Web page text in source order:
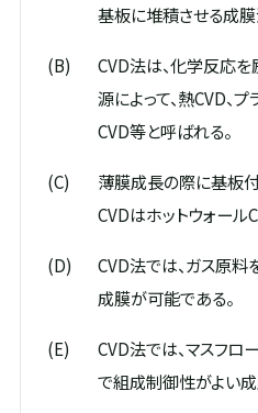
基板に堆積させる成膜
(B)
CVD法は、化学反応
源によって、熱CVD、
CVD等と呼ばれる。
(C)
薄膜成長の際に基板
CVDはホットウォール
(D)
CVD法では、ガス原料
成膜が可能である。
(E)
CVD法では、マスフロ
で組成制御性がよい